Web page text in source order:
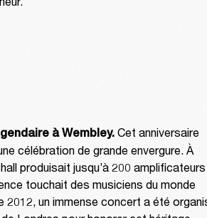
à Wembley. Cet anniversaire
célébration de grande envergure. À
produisait jusqu’à 200 amplificateurs
touchait des musiciens du monde
2012, un immense concert a été